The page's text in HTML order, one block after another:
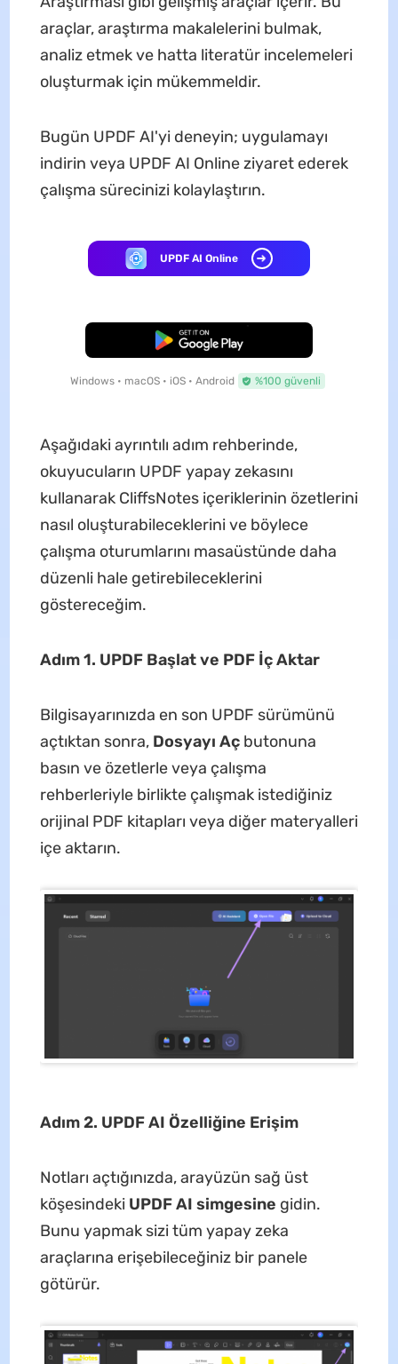
araçlar, araştırma makalelerini bulmak,
analiz etmek ve hatta literatür incelemeleri
oluşturmak için mükemmeldir.
Bugün UPDF AI'yi deneyin; uygulamayı
indirin veya UPDF AI Online ziyaret ederek
çalışma sürecinizi kolaylaştırın.
UPDF AI Online
Ücretsiz İndirme
Windows • macOS • iOS • Android %100 güvenli
Aşağıdaki ayrıntılı adım rehberinde,
okuyucuların UPDF yapay zekasını
kullanarak CliffsNotes içeriklerinin özetlerini
nasıl oluşturabileceklerini ve böylece
çalışma oturumlarını masaüstünde daha
düzenli hale getirebileceklerini
göstereceğim.
Adım 1. UPDF Başlat ve PDF İç Aktar
Bilgisayarınızda en son UPDF sürümünü
açtıktan sonra, Dosyayı Açbutonuna
basın ve özetlerle veya çalışma
rehberleriyle birlikte çalışmak istediğiniz
orijinal PDF kitapları veya diğer materyalleri
içe aktarın.
Adım 2. UPDF AI Özelliğine Erişim
Notları açtığınızda, arayüzün sağ üst
köşesindeki UPDF AI simgesine gidin.
Bunu yapmak sizi tüm yapay zeka
araçlarına erişebileceğiniz bir panele
götürür.